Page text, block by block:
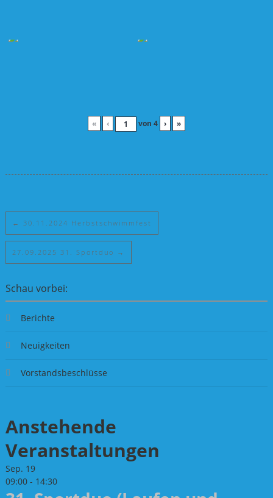
« ‹ von 4 › »
← 30.11.2024 Herbstschwimmfest
27.09.2025 31. Sportduo →
Schau vorbei:
Berichte
Neuigkeiten
Vorstandsbeschlüsse
Anstehende
Veranstaltungen
Sep. 19
09:00- 14:30